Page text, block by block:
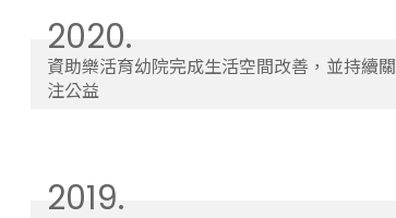
2020.
資助樂活育幼院完成生活空間改善，並持續關
注公益
2019.